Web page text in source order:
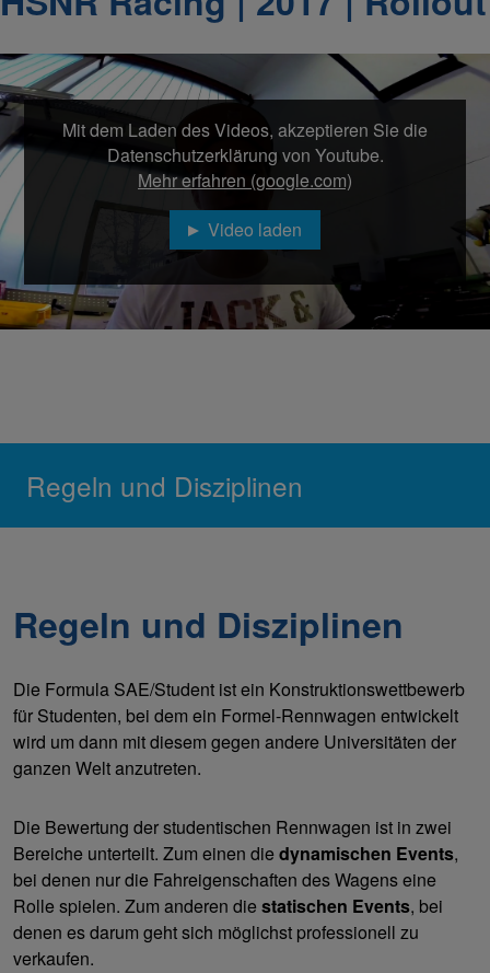
Mit dem Laden des Videos, akzeptieren Sie die
Datenschutzerklärung von Youtube.
Mehr erfahren (google.com)
Video laden
Regeln und Disziplinen
Regeln und Disziplinen
Die Formula SAE/Student ist ein Konstruktionswettbewerb
für Studenten, bei dem ein Formel-Rennwagen entwickelt
wird um dann mit diesem gegen andere Universitäten der
ganzen Welt anzutreten.
Die Bewertung der studentischen Rennwagen ist in zwei
Bereiche unterteilt. Zum einen die dynamischen Events,
bei denen nur die Fahreigenschaften des Wagens eine
Rolle spielen. Zum anderen die statischen Events, bei
denen es darum geht sich möglichst professionell zu
verkaufen.